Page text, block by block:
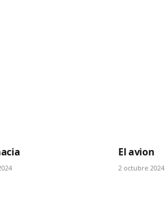
El avion
2 octubre 2024